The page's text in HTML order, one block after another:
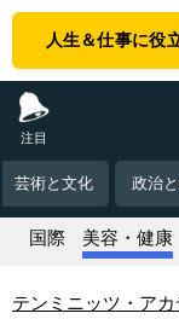
人生＆仕事に役
注目
芸術と文化 政治
国際 美容・健康
テンミニッツ・ア